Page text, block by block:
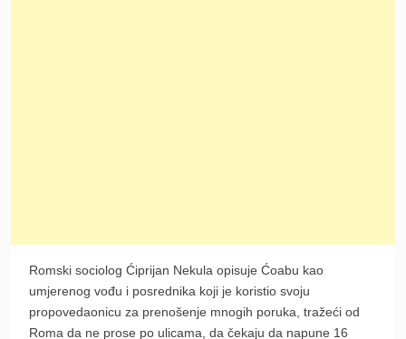
Romski sociolog Ćiprijan Nekula opisuje Ćoabu kao
umjerenog vođu i posrednika koji je koristio svoju
propovedaonicu za prenošenje mnogih poruka, tražeći od
Roma da ne prose po ulicama, da čekaju da napune 16